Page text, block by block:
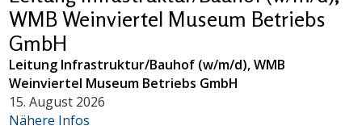
WMB Weinviertel Museum Betriebs
GmbH
Leitung Infrastruktur/Bauhof (w/m/d), WMB
Weinviertel Museum Betriebs GmbH
15. August 2026
Nähere Infos